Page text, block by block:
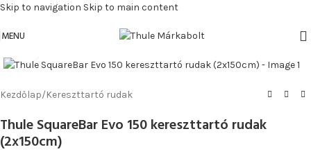
Skip to navigation Skip to main content
MENU
Kezdőlap/Kereszttartó rudak
Thule SquareBar Evo 150 kereszttartó rudak
(2x150cm)